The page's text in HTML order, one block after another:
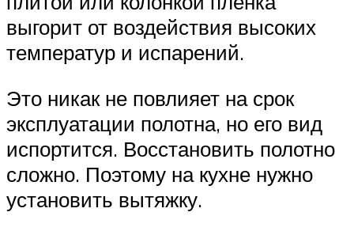
выгорит от воздействия высоких
температур и испарений.
Это никак не повлияет на срок
эксплуатации полотна, но его вид
испортится. Восстановить полотно
сложно. Поэтому на кухне нужно
установить вытяжку.